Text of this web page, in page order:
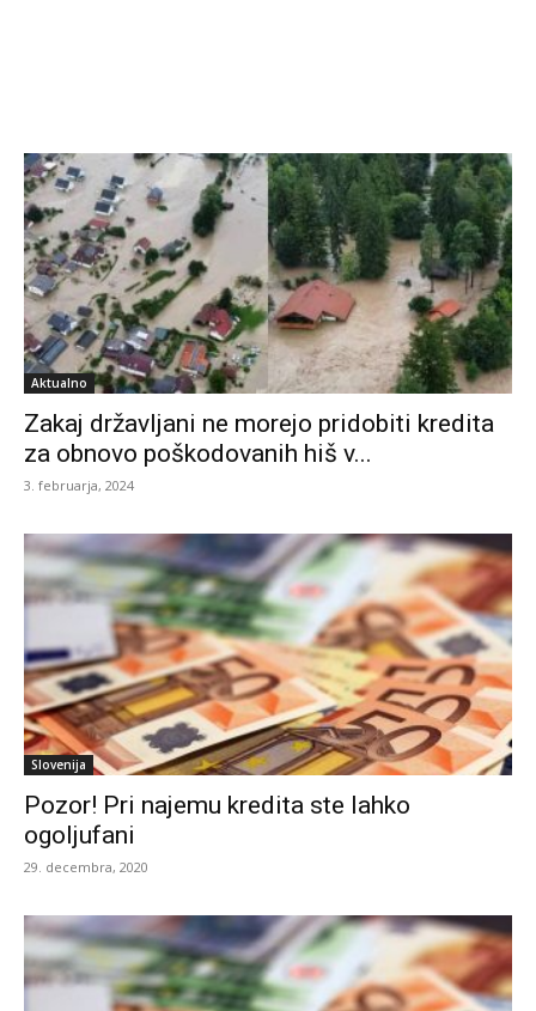
Aktualno
Zakaj državljani ne morejo pridobiti kredita
za obnovo poškodovanih hiš v...
3. februarja, 2024
Slovenija
Pozor! Pri najemu kredita ste lahko
ogoljufani
29. decembra, 2020